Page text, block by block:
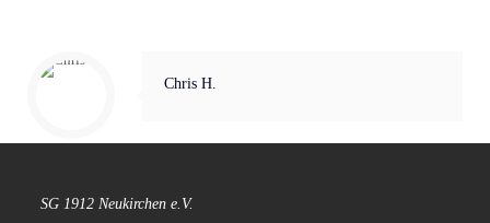
Chris H.
SG 1912 Neukirchen e.V.